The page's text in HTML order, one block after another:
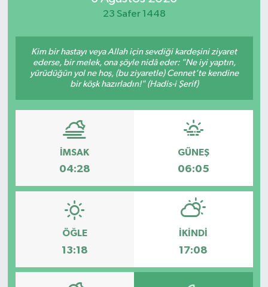
23 Safer 1448
Kim bir hastayı veya Allah için sevdiği kardeşini ziyaret
ederse, bir melek, ona şöyle nidâ eder: "Ne iyi yaptın,
yürüdüğün yol ne hoş, (bu ziyaretle) Cennet’te kendine
bir köşk hazırladın!" (Hadis-i Şerif)
İMSAK
04:28
GÜNEŞ
06:05
ÖĞLE
13:18
İKINDI
17:08